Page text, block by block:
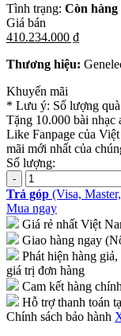
Tình trạng: Còn hàng
Giá bán
410.234.000 ₫
Thương hiệu:
Khuyến mãi
* Lưu ý: Số lượng quà
Tặng 10.000 bài nhạc
Like Fanpage của
mãi mới nhất của
Số lượng:
Trả góp (Visa,
Mua ngay
Giá rẻ nhất Việt
Giao hàng ngay
Phát hiện hàng
giá trị đơn hàng
Cam kết hàng
Hỗ trợ thanh toán
Chính sách bảo hành